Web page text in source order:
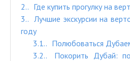
2.
Где купить прогулку на
3.
Лучшие экскурсии на
году
3.1.
Полюбоваться
3.2.
Покорить Дубай: